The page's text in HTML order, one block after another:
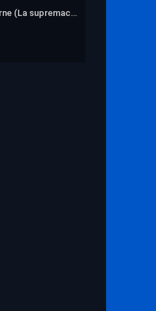
El mito de Bourne (La supremacía Bourne)